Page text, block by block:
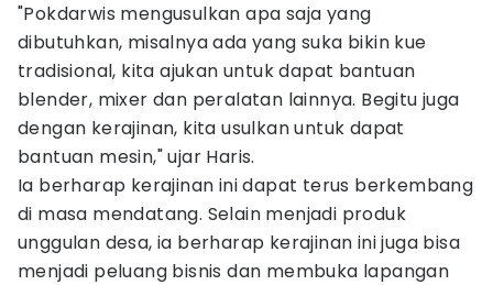
"Pokdarwis mengusulkan apa saja yang
dibutuhkan, misalnya ada yang suka bikin kue
tradisional, kita ajukan untuk dapat bantuan
blender, mixer dan peralatan lainnya. Begitu juga
dengan kerajinan, kita usulkan untuk dapat
bantuan mesin," ujar Haris.
Ia berharap kerajinan ini dapat terus berkembang
di masa mendatang. Selain menjadi produk
unggulan desa, ia berharap kerajinan ini juga bisa
menjadi peluang bisnis dan membuka lapangan